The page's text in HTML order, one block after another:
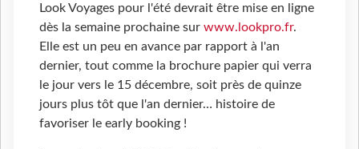
Look Voyages pour l'été devrait être mise en ligne
dès la semaine prochaine sur www.lookpro.fr.
Elle est un peu en avance par rapport à l'an
dernier, tout comme la brochure papier qui verra
le jour vers le 15 décembre, soit près de quinze
jours plus tôt que l'an dernier… histoire de
favoriser le early booking !